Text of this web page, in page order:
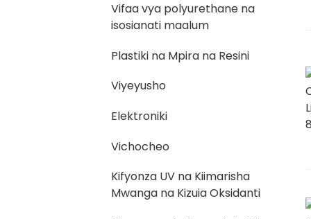
Vifaa vya polyurethane na
isosianati maalum
Plastiki na Mpira na Resini
Viyeyusho
Elektroniki
Vichocheo
Kifyonza UV na Kiimarisha
Mwanga na Kizuia Oksidanti